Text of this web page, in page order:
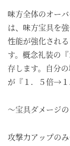
味方全体のオー
は、味方宝具を
性能が強化され
す。概念礼装の
存します。自分
が『１．５倍→１
～宝具ダメージ
攻撃力アップの